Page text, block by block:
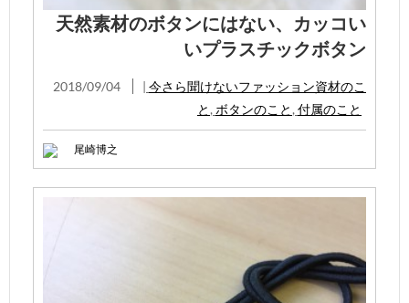
天然素材のボタンにはない、カッコい
いプラスチックボタン
2018/09/04 | 今さら聞けないファッション資材のこ
と , ボタンのこと , 付属のこと
尾崎博之